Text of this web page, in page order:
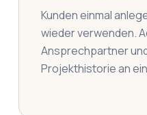
Kunden einmal
wieder verwenden.
Ansprechpartner
Projekthistorie an